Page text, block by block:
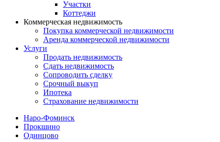
Участки
Коттеджи
Коммерческая недвижимость
Покупка коммерческой недвижимости
Аренда коммерческой недвижимости
Услуги
Продать недвижимость
Сдать недвижимость
Сопроводить сделку
Срочный выкуп
Ипотека
Страхование недвижимости
Наро-Фоминск
Прокшино
Одинцово